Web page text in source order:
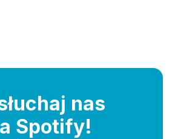
nas
Spotify!